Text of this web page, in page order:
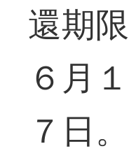
還期
６月
７日。